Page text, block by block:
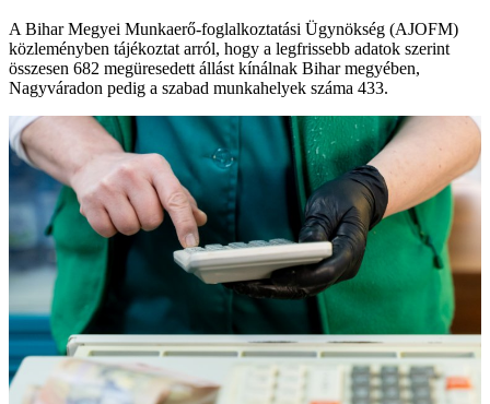
A Bihar Megyei Munkaerő-foglalkoztatási Ügynökség (AJOFM)
közleményben tájékoztat arról, hogy a legfrissebb adatok szerint
összesen 682 megüresedett állást kínálnak Bihar megyében,
Nagyváradon pedig a szabad munkahelyek száma 433.